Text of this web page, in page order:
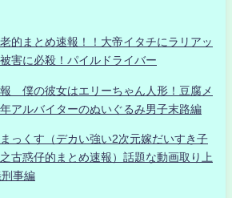
的まとめ速報！！大帝イタチにラリアッ
害に必殺！パイルドライバー
僕の彼女はエリーちゃん人形！豆腐メ
アルバイターのぬいぐるみ男子末路編
っくす（デカい強い2次元嫁だいすき子
古惑仔的まとめ速報）話題な動画取り上
事編